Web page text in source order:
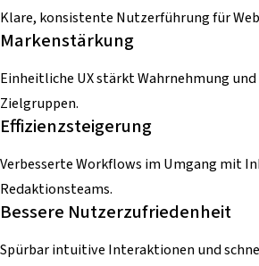
Klare, konsistente Nutzerführung für
Markenstärkung
Einheitliche UX stärkt Wahrnehmung
Zielgruppen.
Effizienzsteigerung
Verbesserte Workflows im Umgang mit
Redaktionsteams.
Bessere Nutzerzufriedenheit
Spürbar intuitive Interaktionen und